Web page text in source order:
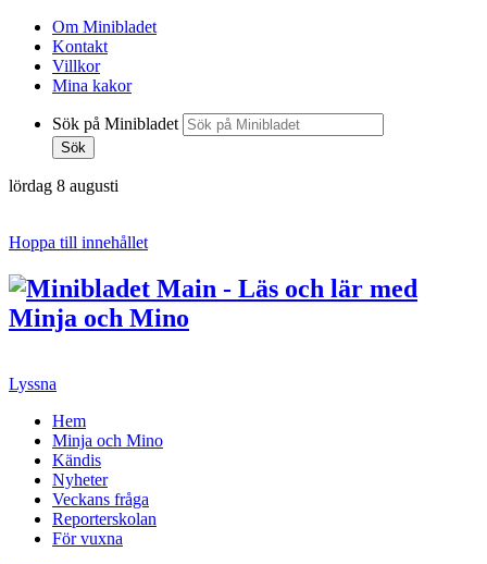
Om Minibladet
Kontakt
Villkor
Mina kakor
Sök på Minibladet
Sök
lördag 8 augusti
Hoppa till innehållet
Lyssna
Hem
Minja och Mino
Kändis
Nyheter
Veckans fråga
Reporterskolan
För vuxna